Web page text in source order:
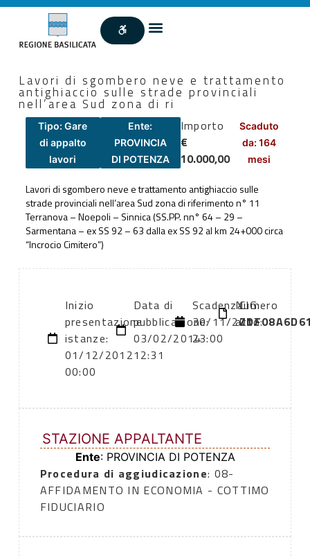
Lavori di sgombero neve e trattamento
antighiaccio sulle strade provinciali
nell’area Sud zona di ri
Tipo: Gare
di appalto
lavori
Ente:
PROVINCIA
DI POTENZA
Importo
€
10.000,00
Scaduto
da: 164
mesi
Lavori di sgombero neve e trattamento antighiaccio sulle
strade provinciali nell’area Sud zona di riferimento n° 11
Terranova – Noepoli – Sinnica (SS.PP. nn° 64 – 29 –
Sarmentana – ex SS 92 – 63 dalla ex SS 92 al km 24+000 circa
“Incrocio Cimitero”)
Inizio
presentazione
istanze:
01/12/2012
00:00
Data di
pubblicazione:
03/02/2014
12:31
Scadenza:
30/11/2012
23:00
Numero
atto:
CIG:
STAZIONE APPALTANTE
Ente: PROVINCIA DI POTENZA
Procedura di aggiudicazione: 08-
AFFIDAMENTO IN ECONOMIA - COTTIMO
FIDUCIARIO